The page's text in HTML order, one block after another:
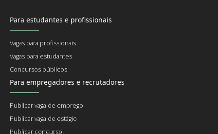
Para estudantes e profissionais
Vagas para profissionais
Vagas para estudantes
Concursos públicos
Para empregadores e recrutadores
Publicar vaga de emprego
Publicar vaga de estágio
Publicar concurso